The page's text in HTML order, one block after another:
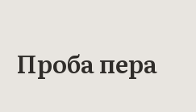
Проба пера